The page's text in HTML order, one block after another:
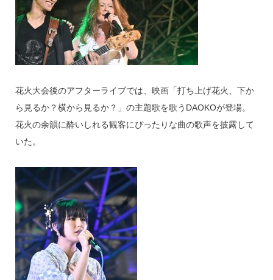
花火大会後のアフターライブでは、映画「打ち上げ花火、下か
ら見るか？横から見るか？」の主題歌を歌うDAOKOが登場。
花火の余韻に酔いしれる観客にぴったりな曲の歌声を披露して
いた。